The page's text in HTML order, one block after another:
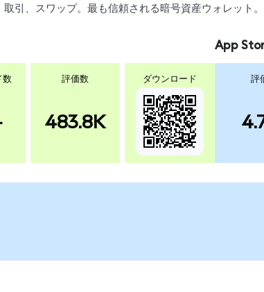
引、スワップ。最も信頼される暗号資産ウォレット。
数 評価数
483.8K
ダウンロード
App
評